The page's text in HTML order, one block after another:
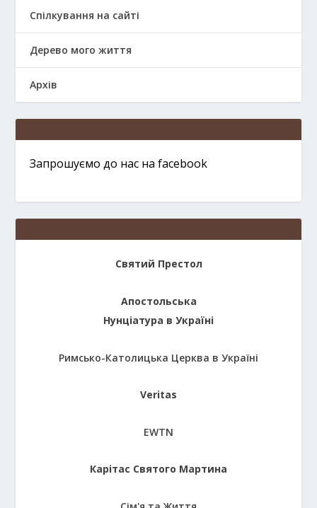
Спілкування на сайті
Дерево мого життя
Архів
Запрошуємо до нас на facebook
Святий Престол
Апостольська
Нунціатура в Україні
Римсько-Католицька Церква в Україні
Veritas
EWTN
Карітас Святого Мартина